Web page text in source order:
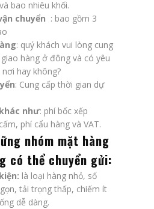
bao nhiêu khối.
chuyển : bao gồm 3
: quý khách vui lòng cung
hàng ở đông và có yêu
hay không?
: Cung cấp thời gian dự
như: phí bốc xếp
phí cẩu hàng và VAT.
nhóm mặt hàng
có thể chuyển gửi:
là loại hàng nhỏ, số
tải trọng thấp, chiếm ít
dễ dàng.